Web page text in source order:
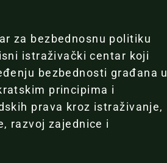
za bezbednosnu politiku
istraživački centar koji
bezbednosti građana u
principima i
prava kroz istraživanje,
razvoj zajednice i